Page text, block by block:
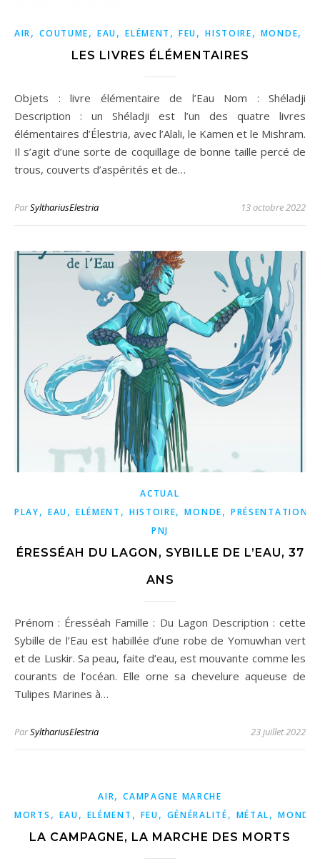
AIR,COUTUME,EAU,ELÉMENT ,FEU,HISTOIRE, MONDE,
LES LIVRES ÉLÉMENTAIRES
Objets : livre élémentaire de l’Eau Nom : Shéladji
Description : un Shéladji est l’un des quatre livres
élémentaires d’Élestria, avec l’Alali, le Kamen et le Mishram.
Il s’agit d’une sorte de coquillage de bonne taille percé de
trous, couverts d’aspérités et de…
ParSylthariusElestria 13 octobre 2022
ACTUAL
PLAY, EAU, ELÉMENT , HISTOIRE,MONDE, PRÉSENTATION
PNJ
ÉRESSÉAH DU LAGON, SYBILLE DE L’EAU, 37
ANS
Prénom : Éresséah Famille : Du Lagon Description : cette
Sybille de l’Eau est habillée d’une robe de Yomuwhan vert
et de Luskir. Sa peau, faite d’eau, est mouvante comme les
courants de l’océan. Elle orne sa chevelure aqueuse de
Tulipes Marines à…
ParSylthariusElestria 23 juillet 2022
AIR,CAMPAGNE MARCHE
MORTS , EAU, ELÉMENT , FEU, GÉNÉRALITÉ, MÉTAL,MONDE
LA CAMPAGNE, LA MARCHE DES MORTS